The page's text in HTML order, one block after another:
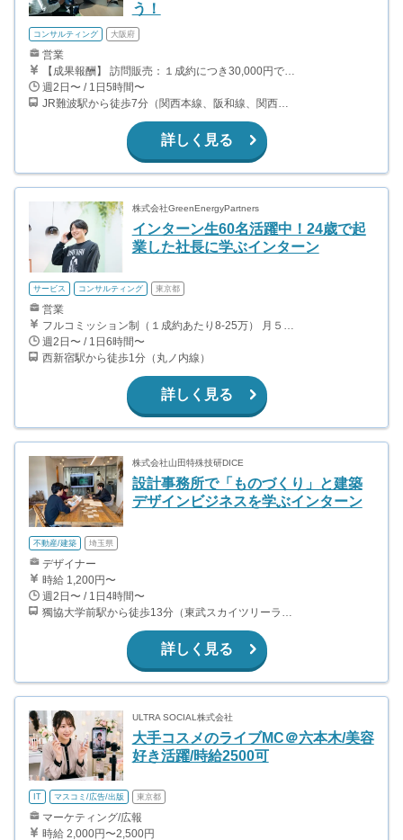
う！
コンサルティング 大阪府
営業
【成果報酬】 訪問販売：１成約につき30,000円です。 例えば、光インターネットの成約であれば、平均的に2.5日で1件の契約が見込めます。（12,000円/1日6時間稼働） ＜月収例＞月に100万以上稼ぐ方もいます！ ・月5件成約：150,000円 ・月15件成約：450,000円 ・月30成約：900,000円➕マネジメントインセンティブ300,000円 合計1,200,000円 時給換算で2,000円程度が、平均的なインターン生の報酬となっています。
週2日〜 / 1日5時間〜
JR難波駅から徒歩7分（関西本線、阪和線、関西空港線） 大阪難波駅から徒歩13分（近鉄奈良線、阪神なんば線） 桜川駅から徒歩4分（大阪メトロ千日前線、阪神なんば線）
詳しく見る
株式会社GreenEnergyPartners
インターン生60名活躍中！24歳で起
業した社長に学ぶインターン
サービス コンサルティング 東京都
営業
フルコミッション制（１成約あたり8-25万） 月５０万以上稼ぐインターン生も多数います！ ■収入例 ○入社１ヶ月目（明治大学2年生） 役職：アポインター 月間１契約×８万円＝８万円 ＋交通費 ○入社３ヶ月目（東京大学２年生） 役職：アポインター（ランク：ブロンズ） 月間３契約×10万円＝30万円 ＋交通費 ○入社６ヶ月目（早稲田大学３年生） 役職：アポインター（ランク：シルバー） 月間５契約×12万円＝60万円 ＋交通費 ○入社15ヶ月目（慶應大学３年生） 役職：クローザー 月間３契約×25万＝75万円 ＋交通費
週2日〜 / 1日6時間〜
西新宿駅から徒歩1分（丸ノ内線）
詳しく見る
株式会社山田特殊技研DICE
設計事務所で「ものづくり」と建築
デザインビジネスを学ぶインターン
不動産/建築 埼玉県
デザイナー
時給 1,200円〜
週2日〜 / 1日4時間〜
詳しく見る
ULTRA SOCIAL株式会社
大手コスメのライブMC＠六本木/美容
好き活躍/時給2500可
IT マスコミ/広告/出版 東京都
マーケティング/広報
時給 2,000円〜2,500円